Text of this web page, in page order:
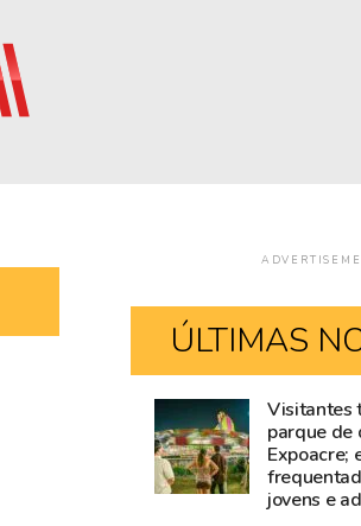
ÚLTIMAS
Mailza
tieta
Ana
Blog
do
Accioly:
Visitantes
parque de
Expoacre;
jovens e